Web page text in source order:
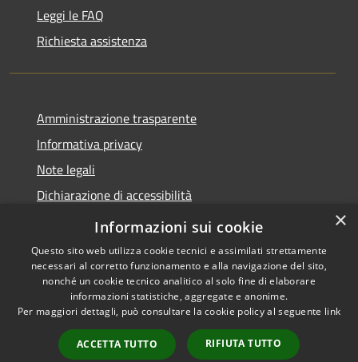
Leggi le FAQ
Richiesta assistenza
Amministrazione trasparente
Informativa privacy
Note legali
Dichiarazione di accessibilità
Dichiarazione di accessibilità App Municipium
Accessibilità
Copyright © 2026 • Comune di
Falcade • Powered by
Municipium•
Accesso
×
Informazioni sui cookie
Questo sito web utilizza cookie tecnici e assimilati strettamente
necessari al corretto funzionamento e alla navigazione del sito,
nonché un cookie tecnico analitico al solo fine di elaborare
informazioni statistiche, aggregate e anonime.
Per maggiori dettagli, può consultare la cookie policy al seguente link
ACCETTA TUTTO RIFIUTA TUTTO